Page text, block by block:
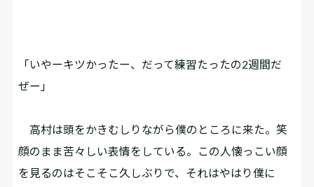
「いやーキツかったー、だって練習たったの2週間だ
ぜー」
高村は頭をかきむしりながら僕のところに来た。笑
顔のまま苦々しい表情をしている。この人懐っこい顔
を見るのはそこそこ久しぶりで、それはやはり僕に